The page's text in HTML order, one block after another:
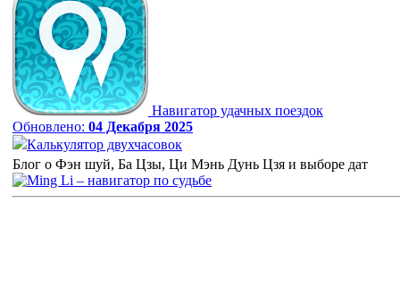
Навигатор удачных поездок
Обновлено: 04 Декабря 2025
Калькулятор двухчасовок
Блог о Фэн шуй, Ба Цзы, Ци Мэнь Дунь Цзя и выборе дат